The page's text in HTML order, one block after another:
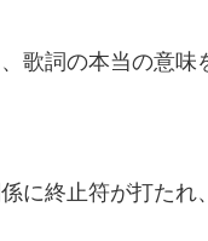
歌詞の本当の意味
に終止符が打たれ